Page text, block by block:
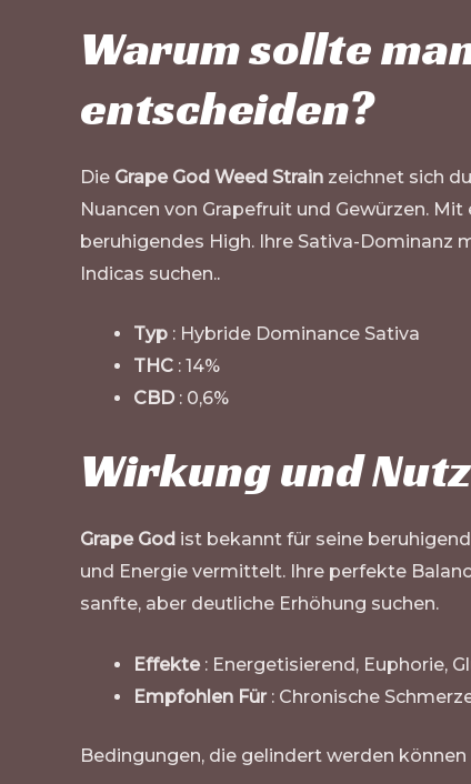
Warum sollte
entscheiden?
Die Grape God Weed Strain zeichnet sich
Nuancen von Grapefruit und Gewürzen. Mit
beruhigendes High. Ihre Sativa-Dominanz
Indicas suchen..
Typ : Hybride Dominance Sativa
THC : 14%
CBD: 0,6%
Wirkung und
Grape God ist bekannt für seine
und Energie vermittelt. Ihre perfekte
sanfte, aber deutliche Erhöhung suchen.
Effekte: Energetisierend, Euphorie,
Empfohlen Für : Chronische
Bedingungen, die gelindert werden